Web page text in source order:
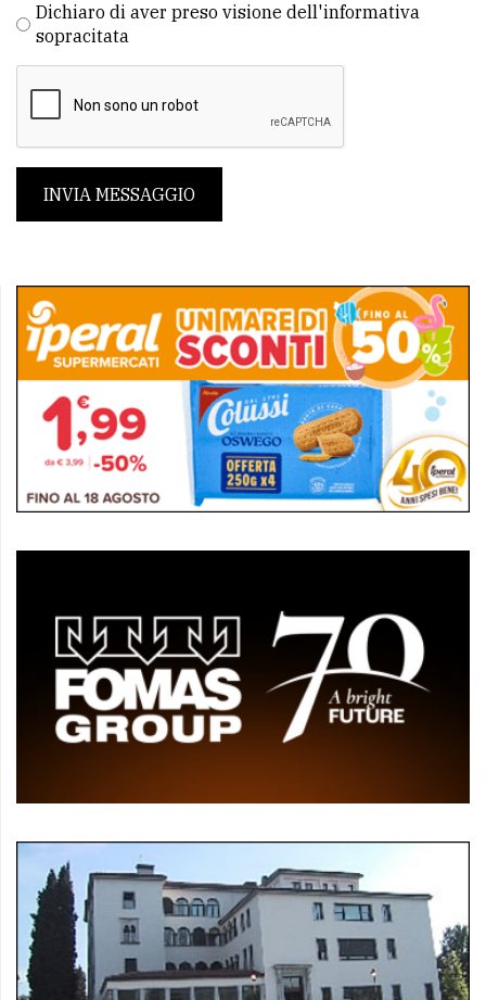
Dichiaro di aver preso visione dell'informativa
sopracitata
INVIA MESSAGGIO